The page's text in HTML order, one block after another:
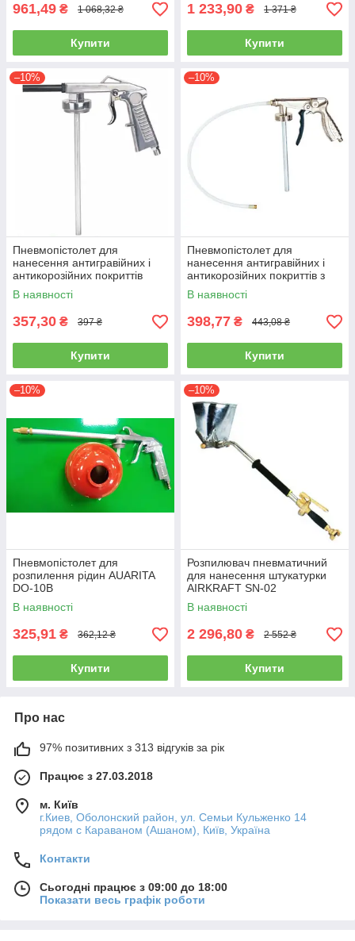
961,49 ₴ 1 068,32 ₴
Купити
1 233,90 ₴ 1 371 ₴
Купити
–10%
Пневмопістолет для
нанесення антигравійних і
антикорозійних покриттів
AUARITA PS-8
В наявності
357,30 ₴ 397 ₴
Купити
–10%
Пневмопістолет для
нанесення антигравійних і
антикорозійних покриттів з
гнучкою насадкою AUARITA
PS-6
В наявності
398,77 ₴ 443,08 ₴
Купити
–10%
Пневмопістолет для
розпилення рідин AUARITA
DO-10B
В наявності
325,91 ₴ 362,12 ₴
Купити
–10%
Розпилювач пневматичний
для нанесення штукатурки
AIRKRAFT SN-02
(штукатурник, хопер-ківш,
штукатурний)
В наявності
2 296,80 ₴ 2 552 ₴
Купити
Про нас
97% позитивних з 313 відгуків за рік
Працює з 27.03.2018
м. Київ
г.Киев, Оболонский район, ул. Семьи Кульженко 14
рядом с Караваном (Ашаном), Київ, Україна
Контакти
Сьогодні працює з 09:00 до 18:00
Показати весь графік роботи